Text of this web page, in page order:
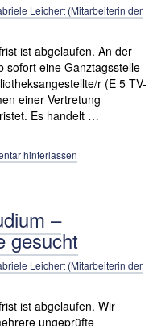
Leichert (Mitarbeiterin der
ist abgelaufen. An der
sofort eine Ganztagsstelle
r (E 5 TV-
einer Vertretung
Es handelt …
hinterlassen
–
gesucht
Leichert (Mitarbeiterin der
ist abgelaufen. Wir
ungeprüfte